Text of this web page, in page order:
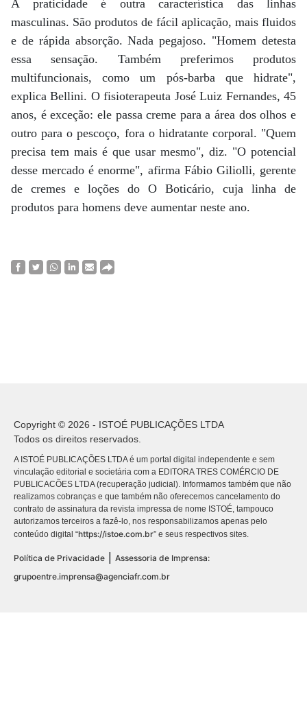
A praticidade é outra característica das linhas
masculinas. São produtos de fácil aplicação, mais fluidos
e de rápida absorção. Nada pegajoso. "Homem detesta
essa sensação. Também preferimos produtos
multifuncionais, como um pós-barba que hidrate",
explica Bellini. O fisioterapeuta José Luiz Fernandes, 45
anos, é exceção: ele passa creme para a área dos olhos e
outro para o pescoço, fora o hidratante corporal. "Quem
precisa tem mais é que usar mesmo", diz. "O potencial
desse mercado é enorme", afirma Fábio Giliolli, gerente
de cremes e loções do O Boticário, cuja linha de
produtos para homens deve aumentar neste ano.
Copyright © 2026 - ISTOÉ PUBLICAÇÕES LTDA
Todos os direitos reservados.
A ISTOÉ PUBLICAÇÕES LTDA é um portal digital independente e sem
vinculação editorial e societária com a EDITORA TRES COMÉRCIO DE
PUBLICACÕES LTDA (recuperação judicial). Informamos também que não
realizamos cobranças e que também não oferecemos cancelamento do
contrato de assinatura da revista impressa de nome ISTOÉ, tampouco
autorizamos terceiros a fazê-lo, nos responsabilizamos apenas pelo
conteúdo digital “https://istoe.com.br” e seus respectivos sites.
Política de Privacidade
Assessoria de Imprensa:
grupoentre.imprensa@agenciafr.com.br